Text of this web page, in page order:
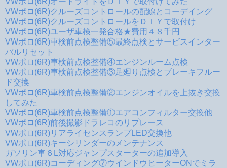
VWポロ(6R)クルーズコントロールの配線とコーデイング
VWポロ(6R)クルーズコントロールをＤＩＹで取付け
VWポロ(6R)ユーザ車検一発合格★費用４８千円
VWポロ(6R)車検前点検整備⑤最終点検とサービスインター
バルリセット
VWポロ(6R)車検前点検整備④エンジンルーム点検
VWポロ(6R)車検前点検整備③足廻り点検とブレーキフルー
ド交換
VWポロ(6R)車検前点検整備②エンジンオイルを上抜き交換
してみた
VWポロ(6R)車検前点検整備①エアコンフィルター交換他
VWポロ(6R)前後撮影ドラレコのリプレース
VWポロ(6R)リアライセンスランプLED交換他
VWポロ(6R)キーシリンダーのメンテナンス
ガソリン車６L対応ジャンプスターターの追加導入
VWポロ(6R)コーディング⑦ウインドウヒーターONでミラ